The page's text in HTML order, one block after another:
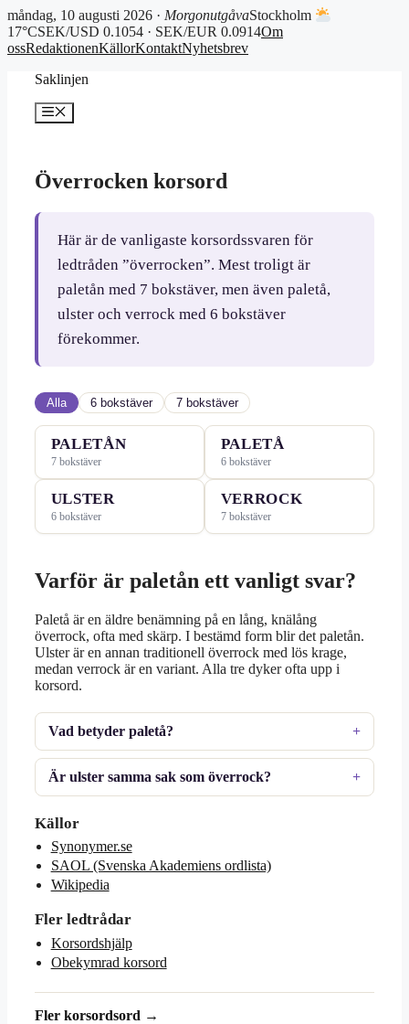
måndag, 10 augusti 2026 · MorgonutgåvaStockholm
17°CSEK/USD 0.1054 · SEK/EUR 0.0914Om
ossRedaktionenKällorKontaktNyhetsbrev
Saklinjen
Meny
Överrocken korsord
Här är de vanligaste korsordssvaren för
ledtråden ”överrocken”. Mest troligt är
paletån med 7 bokstäver, men även paletå,
ulster och verrock med 6 bokstäver
förekommer.
Alla 6 bokstäver 7 bokstäver
PALETÅN
7 bokstäver
PALETÅ
6 bokstäver
ULSTER
6 bokstäver
VERROCK
7 bokstäver
Varför är paletån ett vanligt svar?
Paletå är en äldre benämning på en lång, knälång
överrock, ofta med skärp. I bestämd form blir det paletån.
Ulster är en annan traditionell överrock med lös krage,
medan verrock är en variant. Alla tre dyker ofta upp i
korsord.
Vad betyder paletå?
Är ulster samma sak som överrock?
Källor
Synonymer.se
SAOL (Svenska Akademiens ordlista)
Wikipedia
Fler ledtrådar
Korsordshjälp
Obekymrad korsord
Fler korsordsord →